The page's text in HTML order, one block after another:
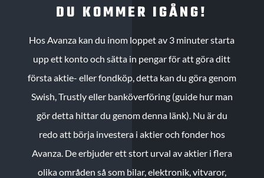
DU KOMMER IGÅNG!
Hos Avanza kan du inom loppet av 3 minuter starta
upp ett konto och sätta in pengar för att göra ditt
första aktie- eller fondköp, detta kan du göra genom
Swish, Trustly eller banköverföring (guide hur man
gör detta hittar du genom denna länk). Nu är du
redo att börja investera i aktier och fonder hos
Avanza. De erbjuder ett stort urval av aktier i flera
olika områden så som bilar, elektronik, vitvaror,